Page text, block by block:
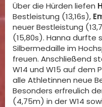
Über die Hürden liefen
Bestleistung (13,16s),
neuer Bestleistung
(15,80s). Hanna durfte
Silbermedaille im
freuen. Anschließend
W14 und W15 auf dem
alle Athletinnen neue
Besonders erfreulich
(4,75m) in der W14